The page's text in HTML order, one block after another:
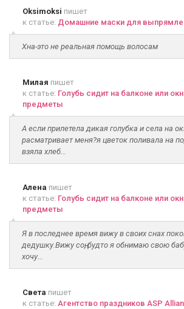
Oksimoksi пишет
к статье: Домашние маски для
Хна-это не реальная помощь волосам
Милая пишет
к статье: Голубь сидит на балконе или
предметы
А если прилетела дикая голубка и села на
расматривает меня?я цветок поливала на
взяла хлеб...
Алена пишет
к статье: Голубь сидит на балконе или
предметы
Я в последнее время вижу в своих снах
дедушку.Вижу соң, будто я обнимаю свою
хочу...
Света пишет
к статье: Агентство праздников ASP